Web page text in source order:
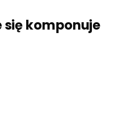
się komponuje